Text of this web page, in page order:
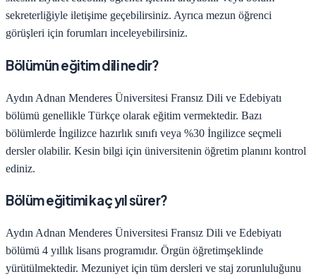
sekreterliğiyle iletişime geçebilirsiniz. Ayrıca mezun öğrenci
görüşleri için forumları inceleyebilirsiniz.
Bölümün eğitim dili nedir?
Aydın Adnan Menderes Üniversitesi Fransız Dili ve Edebiyatı
bölümü genellikle Türkçe olarak eğitim vermektedir. Bazı
bölümlerde İngilizce hazırlık sınıfı veya %30 İngilizce seçmeli
dersler olabilir. Kesin bilgi için üniversitenin öğretim planını kontrol
ediniz.
Bölüm eğitimi kaç yıl sürer?
Aydın Adnan Menderes Üniversitesi Fransız Dili ve Edebiyatı
bölümü 4 yıllık lisans programıdır. Örgün öğretimşeklinde
yürütülmektedir. Mezuniyet için tüm dersleri ve staj zorunluluğunu